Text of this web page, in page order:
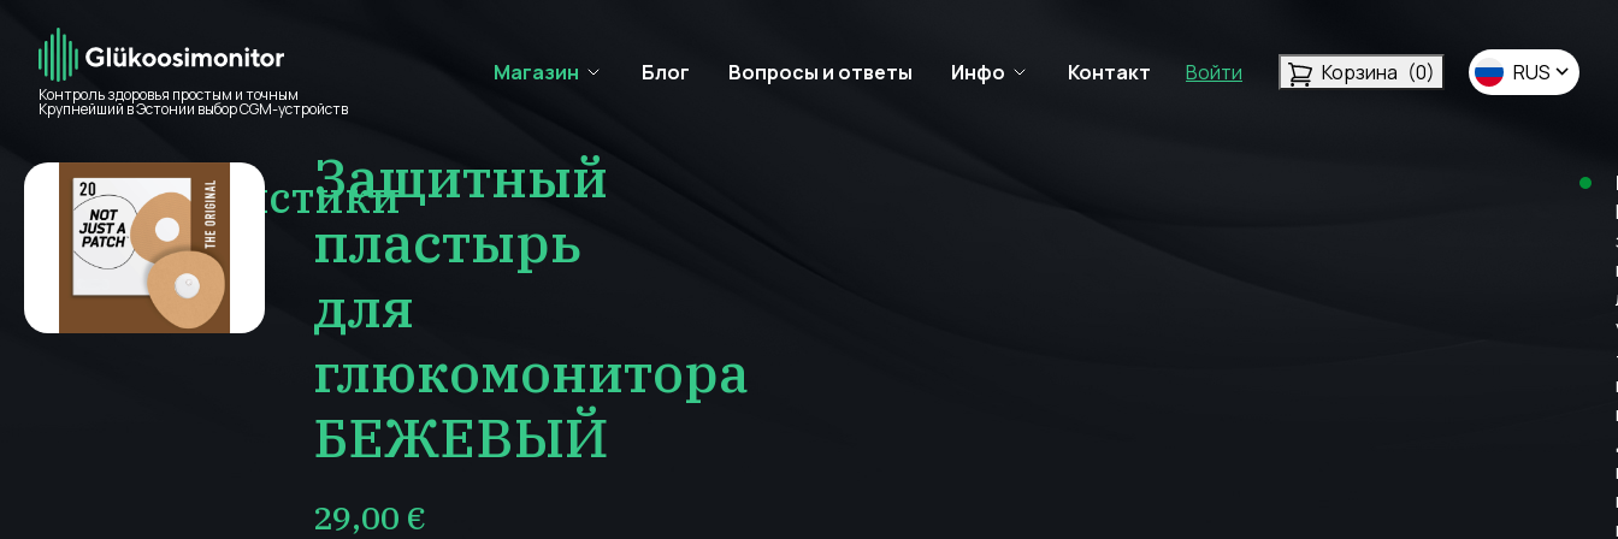
Контроль здоровья простым и точным
Крупнейший в Эстонии выбор CGM-устройств
Магазин Блог Вопросы и ответы Инфо Контакт Войти Корзина (0) RUS
Защитный
пластырь
для
глюкомонитора
БЕЖЕВЫЙ
29,00 €
Характеристики